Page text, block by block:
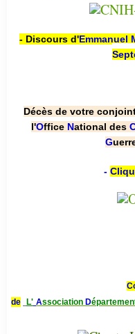
- Discours d'Emmanuel
Décès de votre
l'Office National des
G
-
de
L' Association D